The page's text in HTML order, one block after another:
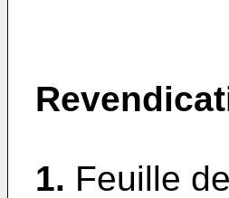
1. Feuille